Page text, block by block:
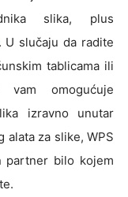
slika, plus
. U slučaju da radite
tablicama ili
vam omogućuje
izravno unutar
alata za slike, WPS
partner bilo kojem